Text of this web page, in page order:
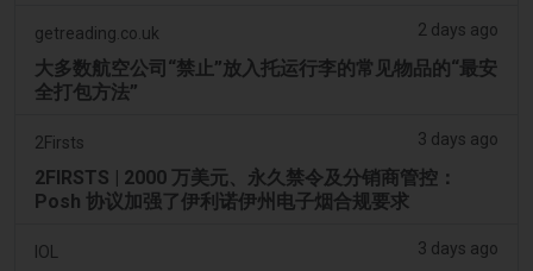
getreading.co.uk 2 days ago
大多数航空公司“禁止”放入托运行李的常见物品的“最安
全打包方法”
2Firsts 3 days ago
2FIRSTS | 2000 万美元、永久禁令及分销商管控：
Posh 协议加强了伊利诺伊州电子烟合规要求
IOL 3 days ago